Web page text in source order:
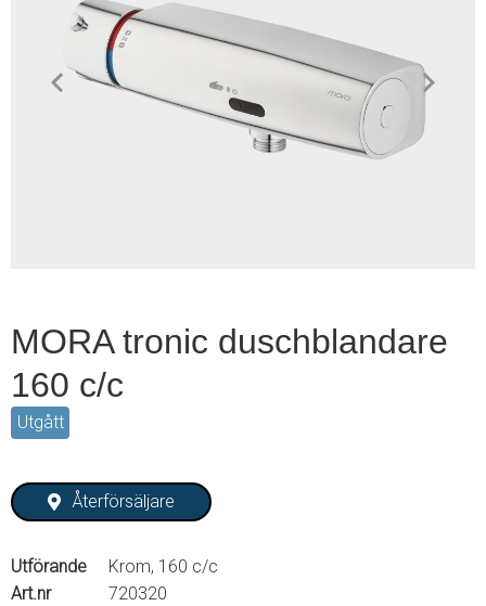
MORA tronic duschblandare
160 c/c
Utgått
Återförsäljare
Utförande
Krom, 160 c/c
Art.nr
720320